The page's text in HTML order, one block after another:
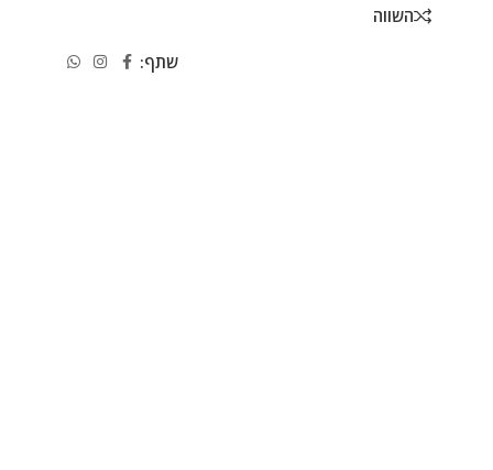
השווה
שתף: